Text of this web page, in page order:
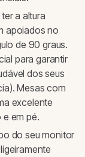
a altura
apoiados no
de 90 graus.
para garantir
dos seus
Mesas com
excelente
em pé.
do seu monitor